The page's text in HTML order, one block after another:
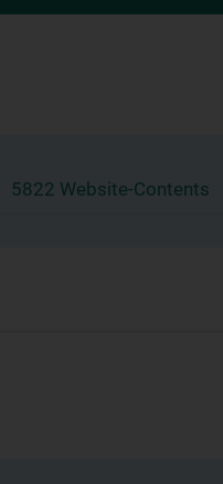
5822 Website-Contents